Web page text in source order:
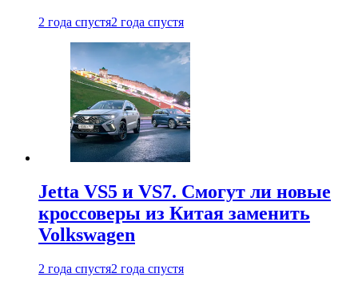
2 года спустя2 года спустя
Jetta VS5 и VS7. Смогут ли новые
кроссоверы из Китая заменить
Volkswagen
2 года спустя2 года спустя